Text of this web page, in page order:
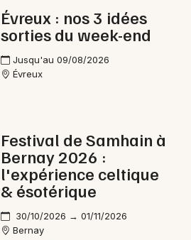
Évreux : nos 3 idées
sorties du week-end
Jusqu'au 09/08/2026
Évreux
Festival de Samhain à
Bernay 2026 :
l'expérience celtique
& ésotérique
30/10/2026 → 01/11/2026
Bernay